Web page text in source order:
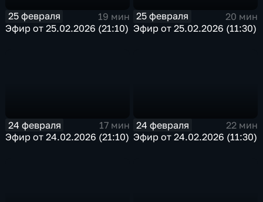
25 февраля
19 мин
Эфир от 25.02.2026 (21:10)
25 февраля
20 мин
Эфир от 25.02.2026 (11:30)
24 февраля
17 мин
Эфир от 24.02.2026 (21:10)
24 февраля
22 мин
Эфир от 24.02.2026 (11:30)